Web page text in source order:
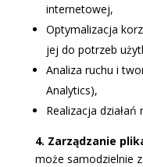
internetowej,
Optymalizacja
jej do potrzeb
Analiza ruchu i
Analytics),
Realizacja
4. Zarządzanie
może samodzielnie